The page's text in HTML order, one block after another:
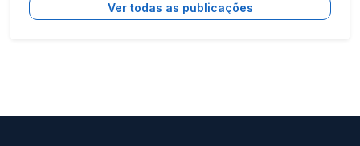
Ver todas as publicações